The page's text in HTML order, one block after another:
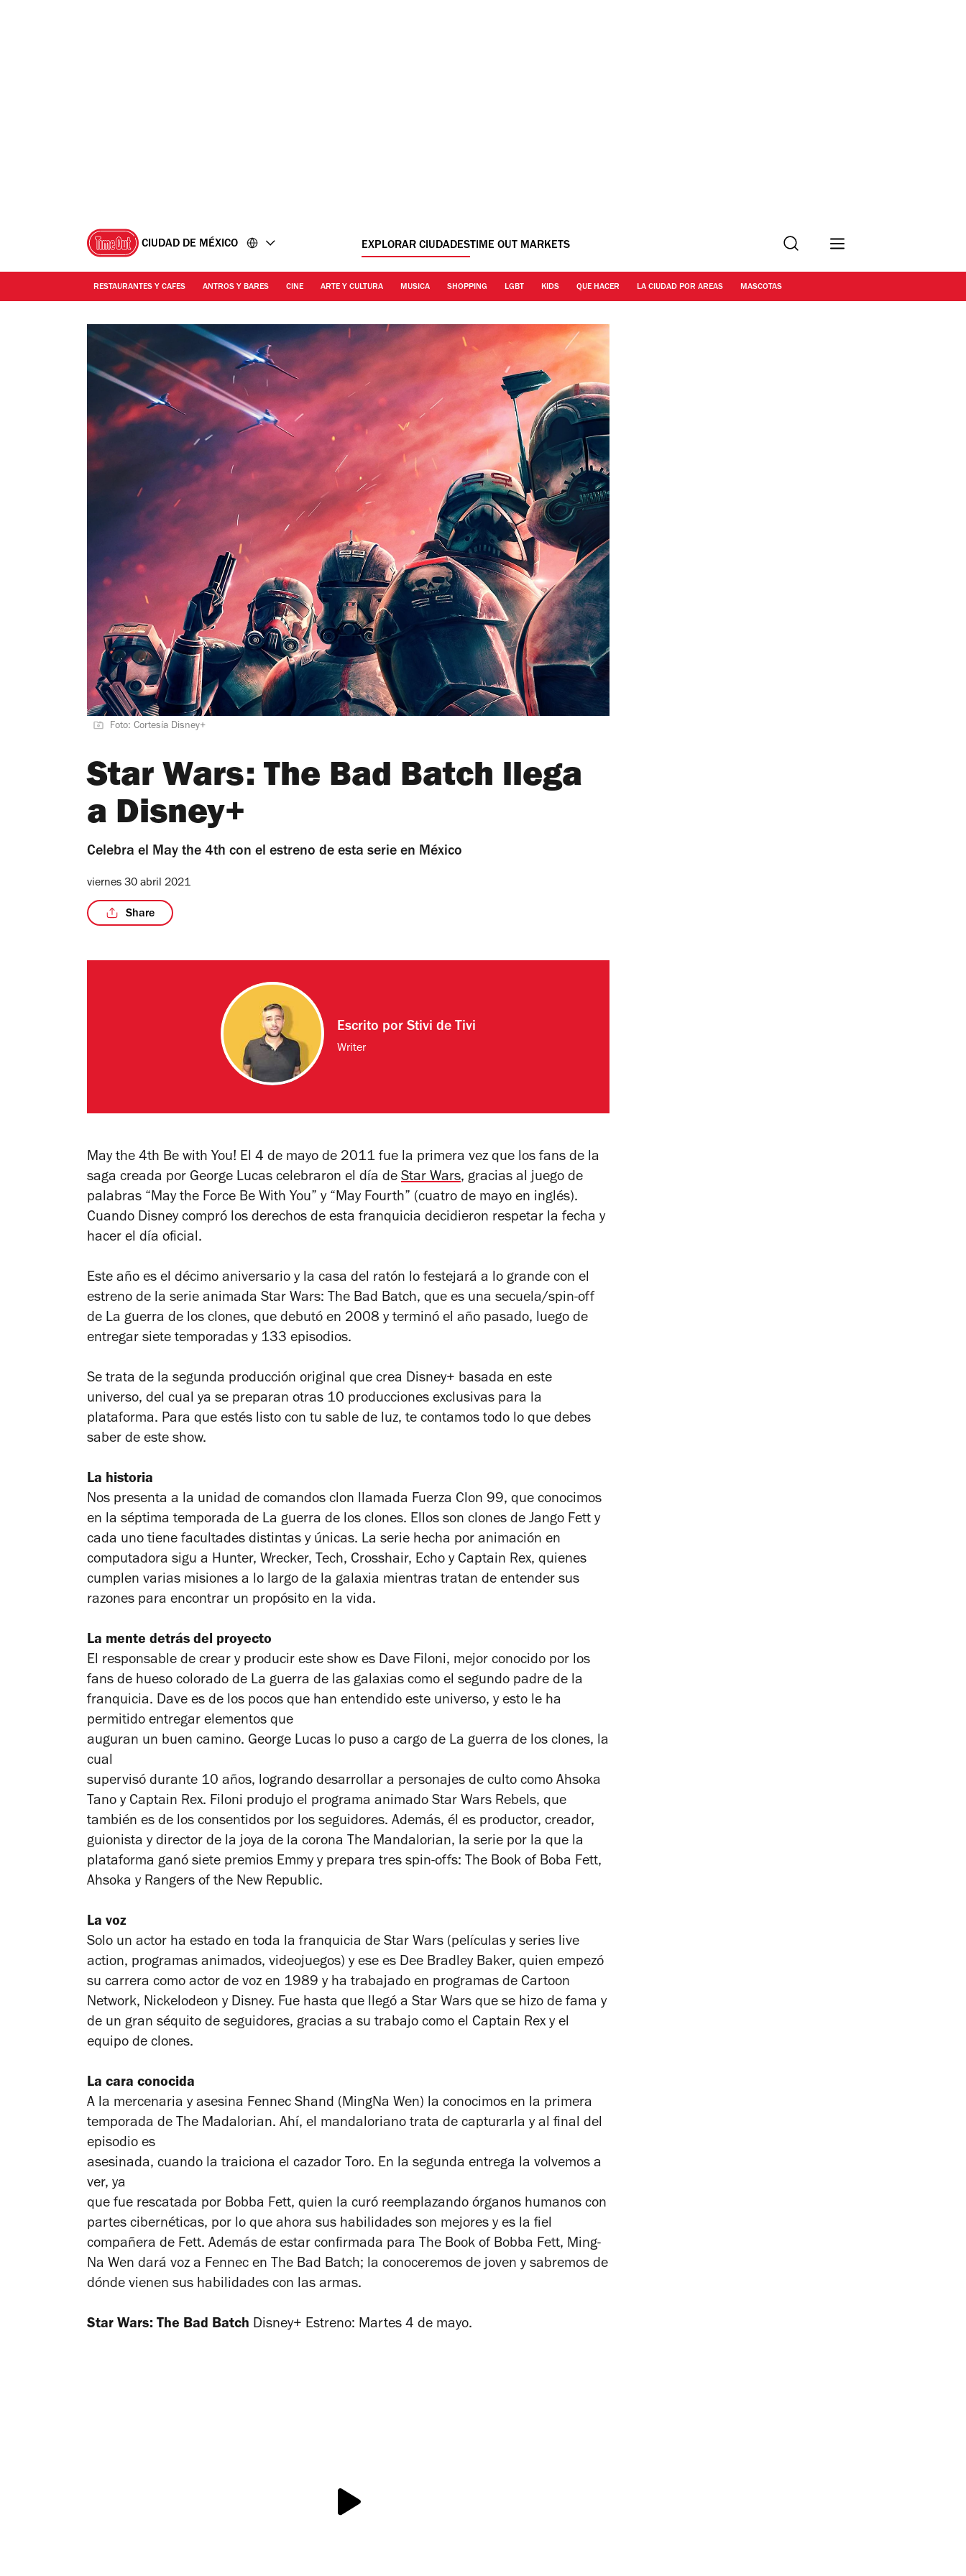
CIUDAD DE MÉXICO EXPLORAR CIUDADESTIME OUT MARKETS Buscar
RESTAURANTES Y CAFES ANTROS Y BARES CINE ARTE Y CULTURA MUSICA SHOPPING LGBT KIDS QUE HACER LA CIUDAD POR AREAS MASCOTAS
Foto: Cortesía Disney+
Star Wars: The Bad Batch llega
a Disney+
Celebra el May the 4th con el estreno de esta serie en México
viernes 30 abril 2021
Share
Escrito por Stivi de Tivi
Writer
May the 4th Be with You! El 4 de mayo de 2011 fue la primera vez que los fans de la
saga creada por George Lucas celebraron el día de Star Wars, gracias al juego de
palabras “May the Force Be With You” y “May Fourth” (cuatro de mayo en inglés).
Cuando Disney compró los derechos de esta franquicia decidieron respetar la fecha y
hacer el día oficial.
Este año es el décimo aniversario y la casa del ratón lo festejará a lo grande con el
estreno de la serie animada Star Wars: The Bad Batch, que es una secuela/spin-off
de La guerra de los clones, que debutó en 2008 y terminó el año pasado, luego de
entregar siete temporadas y 133 episodios.
Se trata de la segunda producción original que crea Disney+ basada en este
universo, del cual ya se preparan otras 10 producciones exclusivas para la
plataforma. Para que estés listo con tu sable de luz, te contamos todo lo que debes
saber de este show.
La historia
Nos presenta a la unidad de comandos clon llamada Fuerza Clon 99, que conocimos
en la séptima temporada de La guerra de los clones. Ellos son clones de Jango Fett y
cada uno tiene facultades distintas y únicas. La serie hecha por animación en
computadora sigu a Hunter, Wrecker, Tech, Crosshair, Echo y Captain Rex, quienes
cumplen varias misiones a lo largo de la galaxia mientras tratan de entender sus
razones para encontrar un propósito en la vida.
La mente detrás del proyecto
El responsable de crear y producir este show es Dave Filoni, mejor conocido por los
fans de hueso colorado de La guerra de las galaxias como el segundo padre de la
franquicia. Dave es de los pocos que han entendido este universo, y esto le ha
permitido entregar elementos que
auguran un buen camino. George Lucas lo puso a cargo de La guerra de los clones, la
cual
supervisó durante 10 años, logrando desarrollar a personajes de culto como Ahsoka
Tano y Captain Rex. Filoni produjo el programa animado Star Wars Rebels, que
también es de los consentidos por los seguidores. Además, él es productor, creador,
guionista y director de la joya de la corona The Mandalorian, la serie por la que la
plataforma ganó siete premios Emmy y prepara tres spin-offs: The Book of Boba Fett,
Ahsoka y Rangers of the New Republic.
La voz
Solo un actor ha estado en toda la franquicia de Star Wars (películas y series live
action, programas animados, videojuegos) y ese es Dee Bradley Baker, quien empezó
su carrera como actor de voz en 1989 y ha trabajado en programas de Cartoon
Network, Nickelodeon y Disney. Fue hasta que llegó a Star Wars que se hizo de fama y
de un gran séquito de seguidores, gracias a su trabajo como el Captain Rex y el
equipo de clones.
La cara conocida
A la mercenaria y asesina Fennec Shand (MingNa Wen) la conocimos en la primera
temporada de The Madalorian. Ahí, el mandaloriano trata de capturarla y al final del
episodio es
asesinada, cuando la traiciona el cazador Toro. En la segunda entrega la volvemos a
ver, ya
que fue rescatada por Bobba Fett, quien la curó reemplazando órganos humanos con
partes cibernéticas, por lo que ahora sus habilidades son mejores y es la fiel
compañera de Fett. Además de estar confirmada para The Book of Bobba Fett, Ming-
Na Wen dará voz a Fennec en The Bad Batch; la conoceremos de joven y sabremos de
dónde vienen sus habilidades con las armas.
Star Wars: The Bad Batch Disney+ Estreno: Martes 4 de mayo.